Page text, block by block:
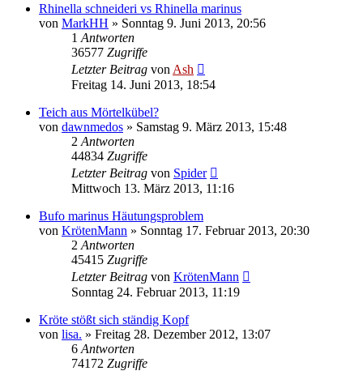
Rhinella schneideri vs Rhinella marinus
von MarkHH » Sonntag 9. Juni 2013, 20:56
1 Antworten
36577 Zugriffe
Letzter Beitrag von Ash
Freitag 14. Juni 2013, 18:54
Teich aus Mörtelkübel?
von dawnmedos » Samstag 9. März 2013, 15:48
2 Antworten
44834 Zugriffe
Letzter Beitrag von Spider
Mittwoch 13. März 2013, 11:16
Bufo marinus Häutungsproblem
von KrötenMann » Sonntag 17. Februar 2013, 20:30
2 Antworten
45415 Zugriffe
Letzter Beitrag von KrötenMann
Sonntag 24. Februar 2013, 11:19
Kröte stößt sich ständig Kopf
von lisa. » Freitag 28. Dezember 2012, 13:07
6 Antworten
74172 Zugriffe